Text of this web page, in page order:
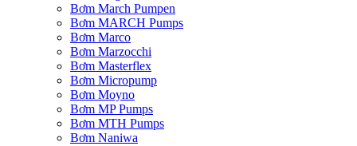
Bơm March Pumpen
Bơm MARCH Pumps
Bơm Marco
Bơm Marzocchi
Bơm Masterflex
Bơm Micropump
Bơm Moyno
Bơm MP Pumps
Bơm MTH Pumps
Bơm Naniwa